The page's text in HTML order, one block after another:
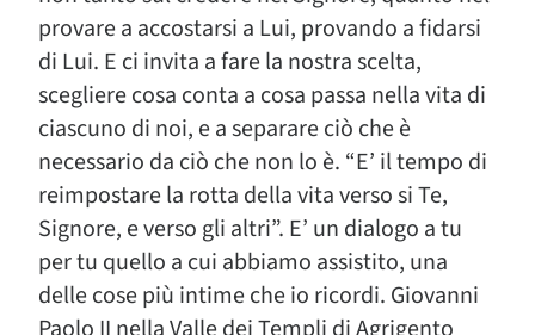
provare a accostarsi a Lui, provando a fidarsi
di Lui. E ci invita a fare la nostra scelta,
scegliere cosa conta a cosa passa nella vita di
ciascuno di noi, e a separare ciò che è
necessario da ciò che non lo è. “E’ il tempo di
reimpostare la rotta della vita verso si Te,
Signore, e verso gli altri”. E’ un dialogo a tu
per tu quello a cui abbiamo assistito, una
delle cose più intime che io ricordi. Giovanni